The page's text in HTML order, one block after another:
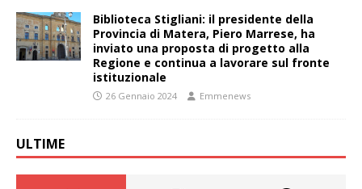
Biblioteca Stigliani: il presidente della
Provincia di Matera, Piero Marrese, ha
inviato una proposta di progetto alla
Regione e continua a lavorare sul fronte
istituzionale
26 Gennaio 2024 Emmenews
ULTIME